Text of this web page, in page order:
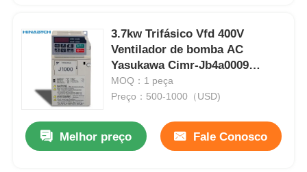
3.7kw Trifásico Vfd 400V
Ventilador de bomba AC
Yasukawa Cimr-Jb4a0009
Operação estável
MOQ：1 peça
Preço：500-1000（USD)
Melhor preço Fale Conosco